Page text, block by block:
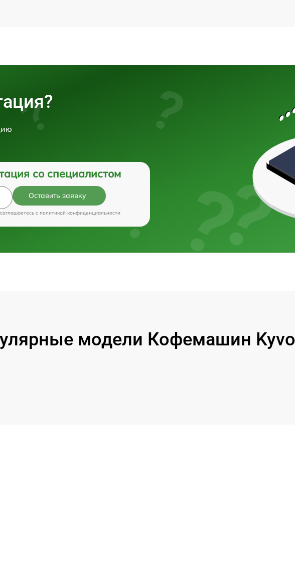
со специалистом
Оставить заявку
c политикой конфиденциальности
модели Кофемашин Kyvol